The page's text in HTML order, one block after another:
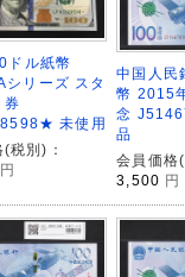
ドル紙幣
リーズ スタ
券
未使用
税別)：
円
中国人民
幣 2015
念
品
会員価格(
3,500 円